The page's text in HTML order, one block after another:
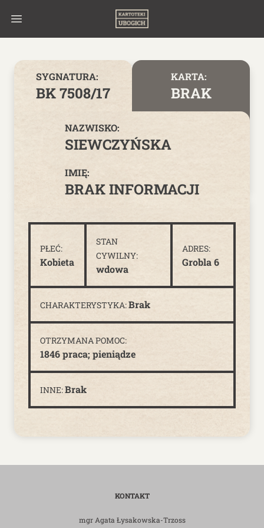
SYGNATURA:
BK 7508/17
KARTA:
BRAK
NAZWISKO:
SIEWCZYŃSKA
IMIĘ:
BRAK INFORMACJI
PŁEĆ:
Kobieta
STAN
CYWILNY:
wdowa
ADRES:
Grobla 6
CHARAKTERYSTYKA:Brak
OTRZYMANA POMOC:
1846 praca; pieniądze
INNE:Brak
KONTAKT
mgr Agata Łysakowska-Trzoss